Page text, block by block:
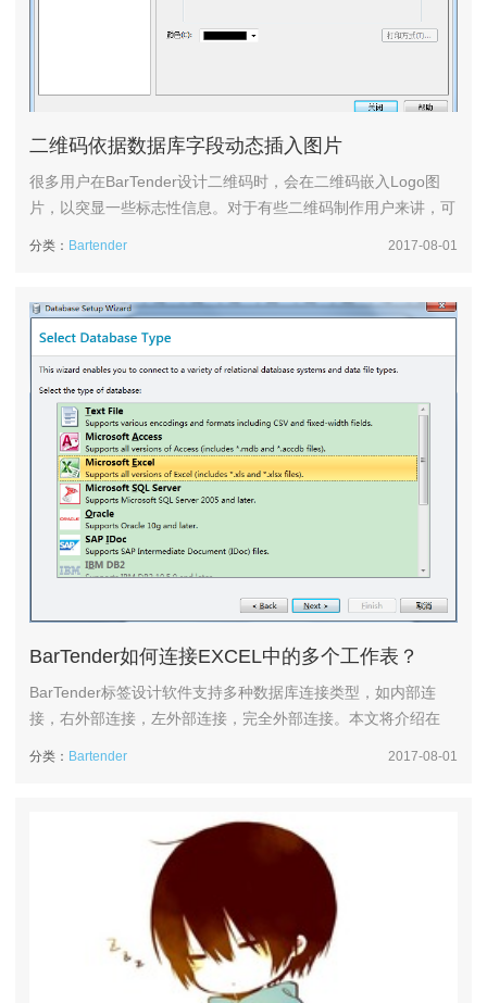
二维码依据数据库字段动态插入图片
很多用户在BarTender设计二维码时，会在二维码嵌入Logo图
片，以突显一些标志性信息。对于有些二维码制作用户来讲，可
建一个二维码。本文以QR Code码为例。数据源“1234...
分类： Bartender 2017-08-01
BarTender如何连接EXCEL中的多个工作表？
BarTender标签设计软件支持多种数据库连接类型，如内部连
接，右外部连接，左外部连接，完全外部连接。本文将介绍在
接向导。选择数据库类型EXCEL，单击下一步。...
分类： Bartender 2017-08-01